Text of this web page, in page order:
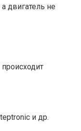
двигатель не
и др.